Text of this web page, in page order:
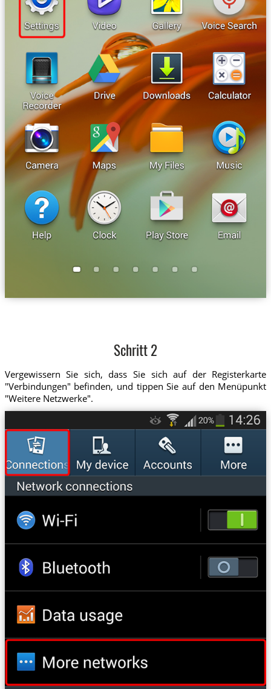
Schritt 2
Vergewissern Sie sich, dass Sie sich auf der Registerkarte
"Verbindungen" befinden, und tippen Sie auf den Menüpunkt
"Weitere Netzwerke".